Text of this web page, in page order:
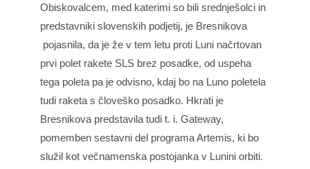
Obiskovalcem, med katerimi so bili srednješolci in
predstavniki slovenskih podjetij, je Bresnikova
pojasnila, da je že v tem letu proti Luni načrtovan
prvi polet rakete SLS brez posadke, od uspeha
tega poleta pa je odvisno, kdaj bo na Luno poletela
tudi raketa s človeško posadko. Hkrati je
Bresnikova predstavila tudi t. i. Gateway,
pomemben sestavni del programa Artemis, ki bo
služil kot večnamenska postojanka v Lunini orbiti.